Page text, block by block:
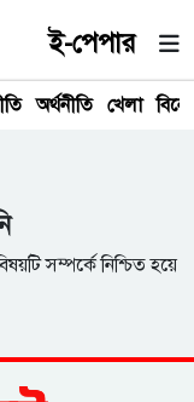
ই-পেপার
অর্থনীতি খেলা
সম্পর্কে নিশ্চিত হয়ে